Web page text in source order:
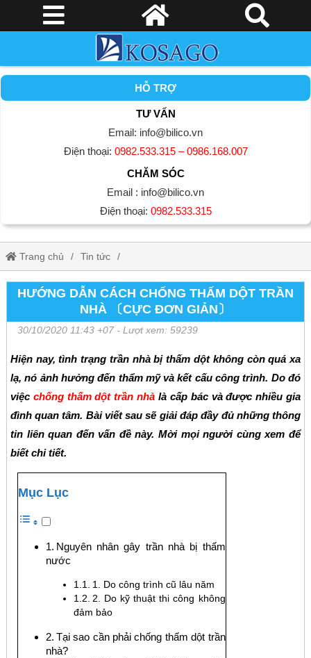
HỖ TRỢ
TƯ VẤN
Email: info@bilico.vn
Điện thoại: 0982.533.315 – 0986.168.007
CHĂM SÓC
Email : info@bilico.vn
Điện thoại: 0982.533.315
Trang chủ Tin tức
Hướng dẫn cách chống thấm dột trần nhà 〔CỰC ĐƠN GIẢN〕
HƯỚNG DẪN CÁCH CHỐNG THẤM DỘT TRẦN
NHÀ 〔CỰC ĐƠN GIẢN〕
30/10/2020 11:43 +07 - Lượt xem: 59239
Hiện nay, tình trạng trần nhà bị thấm dột không còn quá xa
lạ, nó ảnh hưởng đến thẩm mỹ và kết cấu công trình. Do đó
việc chống thấm dột trần nhà là cấp bác và được nhiều gia
đình quan tâm. Bài viết sau sẽ giải đáp đầy đủ những thông
tin liên quan đến vấn đề này. Mời mọi người cùng xem để
biết chi tiết.
Mục Lục
Nguyên nhân gây trần nhà bị thấm
nước
1. Do công trình cũ lâu năm
2. Do kỹ thuật thi công không
đảm bảo
Tại sao cần phải chống thấm dột trần
nhà?